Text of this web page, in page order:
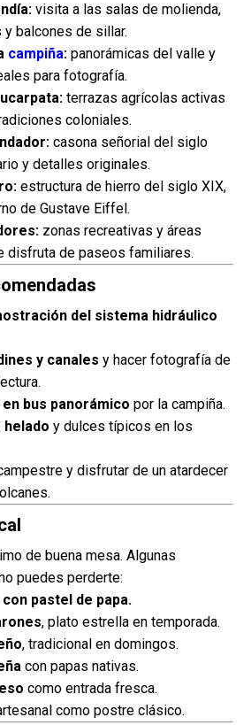
visita a las salas de molienda,
y balcones de sillar.
campiña: panorámicas del valle y
para fotografía.
terrazas agrícolas activas
coloniales.
casona señorial del siglo
y detalles originales.
estructura de hierro del siglo XIX,
de Gustave Eiffel.
zonas recreativas y áreas
disfruta de paseos familiares.
del sistema hidráulico
y canales y hacer fotografía de
bus panorámico por la campiña.
helado y dulces típicos en los
y disfrutar de un atardecer
de buena mesa. Algunas
puedes perderte:
pastel de papa.
, plato estrella en temporada.
, tradicional en domingos.
con papas nativas.
como entrada fresca.
como postre clásico.